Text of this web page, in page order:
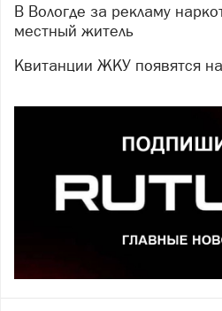
В Вологде за рекламу наркотиков задержан
местный житель
Квитанции ЖКУ появятся на